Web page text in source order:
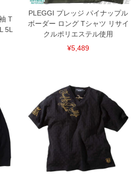
間以内にご連絡ください。
上、返品交換不可とさせて頂いております。予め
頂く場合がございます。
となりますので、予めご了承下さい。
ざいます。(例：裾にファスナーや調節ひもが付
いる等)
ございます。また、お客様がご使用の環境（コ
味が若干異なる場合がございます。予めご了承
を共用しておりますので店頭での売り違い、店
様にご迷惑をお掛けしてしまう場合がございま
に努めておりますが、もしあった場合速やかにご
ださい。
T
5L
PLEGGI プレッジ パイナップル
ボーダー ロング Tシャツ リサイ
クルポリエステル使用
¥5,489